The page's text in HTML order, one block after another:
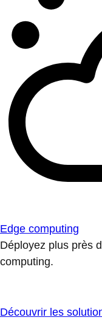
Edge computing
Déployez plus près
computing.
Découvrir les